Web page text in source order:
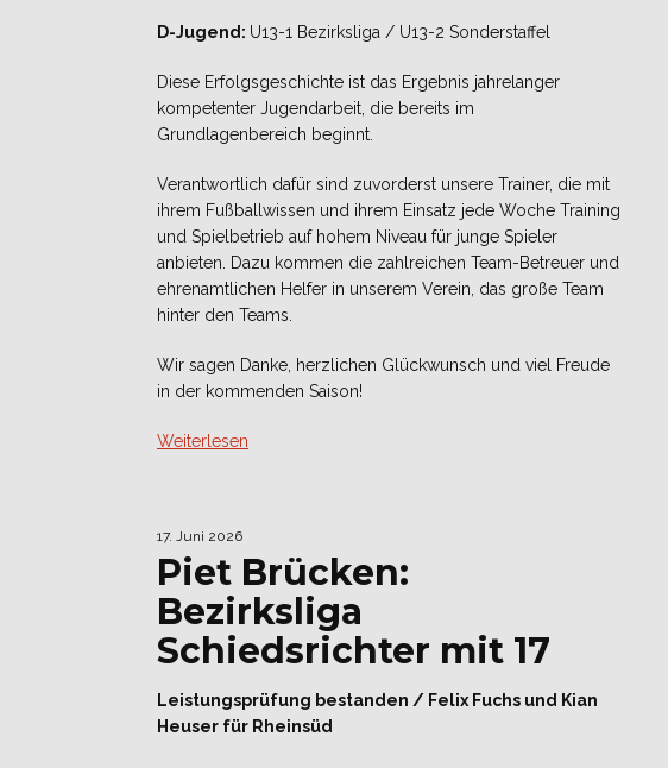
D-Jugend: U13-1 Bezirksliga / U13-2 Sonderstaffel
Diese Erfolgsgeschichte ist das Ergebnis jahrelanger
kompetenter Jugendarbeit, die bereits im
Grundlagenbereich beginnt.
Verantwortlich dafür sind zuvorderst unsere Trainer, die mit
ihrem Fußballwissen und ihrem Einsatz jede Woche Training
und Spielbetrieb auf hohem Niveau für junge Spieler
anbieten. Dazu kommen die zahlreichen Team-Betreuer und
ehrenamtlichen Helfer in unserem Verein, das große Team
hinter den Teams.
Wir sagen Danke, herzlichen Glückwunsch und viel Freude
in der kommenden Saison!
Weiterlesen
17. Juni 2026
Piet Brücken:
Bezirksliga
Schiedsrichter mit 17
Leistungsprüfung bestanden / Felix Fuchs und Kian
Heuser für Rheinsüd